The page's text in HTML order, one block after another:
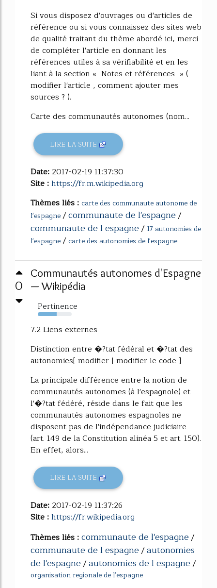
Si vous disposez d'ouvrages ou d'articles de
référence ou si vous connaissez des sites web
de qualité traitant du thème abordé ici, merci
de compléter l'article en donnant les
références utiles à sa vérifiabilité et en les
liant à la section « Notes et références » (
modifier l'article , comment ajouter mes
sources ? ).
Carte des communautés autonomes (nom...
LIRE LA SUITE
Date: 2017-02-19 11:37:30
Site :https://fr.m.wikipedia.org
Thèmes liés : carte des communaute autonome de
l'espagne/communaute de l'espagne/
communaute de l espagne/ 17 autonomies de
l'espagne/ carte des autonomies de l'espagne
0
Communautés autonomes d'Espagne
— Wikipédia
Pertinence
55%
7.2 Liens externes
Distinction entre �?tat fédéral et �?tat des
autonomies[ modifier | modifier le code ]
La principale différence entre la notion de
communautés autonomes (à l'espagnole) et
l'�?tat fédéré, réside dans le fait que les
communautés autonomes espagnoles ne
disposent pas de l'indépendance judiciaire
(art. 149 de la Constitution alinéa 5 et art. 150).
En effet, alors...
LIRE LA SUITE
Date: 2017-02-19 11:37:26
Site :https://fr.wikipedia.org
Thèmes liés :communaute de l'espagne/
communaute de l espagne/autonomies
de l'espagne/autonomies de l espagne/
organisation regionale de l'espagne